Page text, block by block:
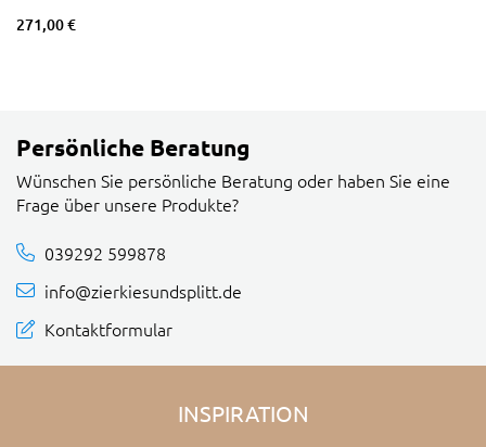
271,00 €
Persönliche Beratung
Wünschen Sie persönliche Beratung oder haben Sie eine
Frage über unsere Produkte?
039292 599878
info@zierkiesundsplitt.de
Kontaktformular
INSPIRATION